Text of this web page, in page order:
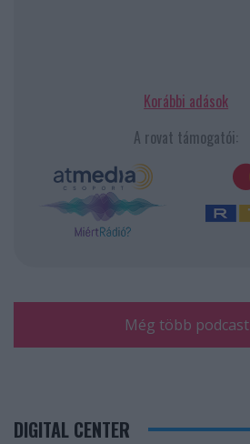
Korábbi adások
A rovat támogatói:
Még több podcast
DIGITAL CENTER